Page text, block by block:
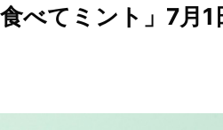
べてミント」7月